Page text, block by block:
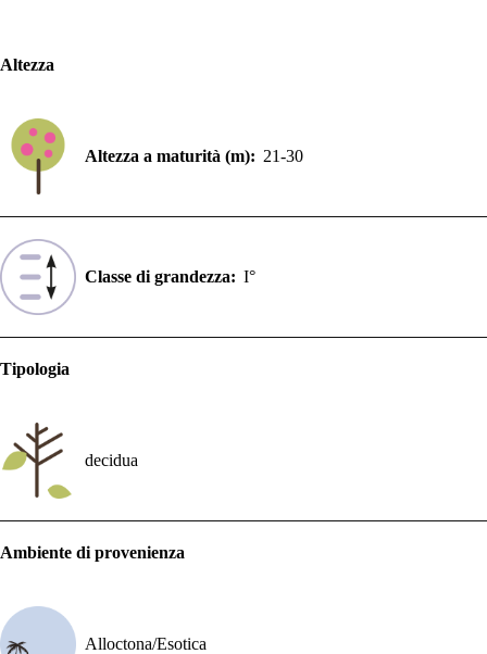
Altezza
Altezza a maturità (m): 21-30
Classe di grandezza: I°
Tipologia
decidua
Ambiente di provenienza
Alloctona/Esotica